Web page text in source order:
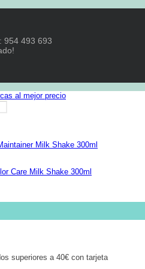
954 493 693
Milk Shake 300ml
Care Milk Shake 300ml
superiores a 40€ con tarjeta